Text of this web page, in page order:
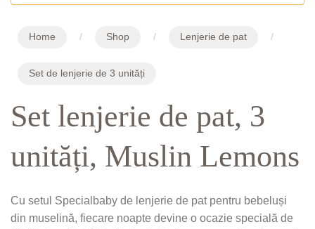
Home / Shop / Lenjerie de pat /
Set de lenjerie de 3 unități
Set lenjerie de pat, 3
unități, Muslin Lemons
Cu setul Specialbaby de lenjerie de pat pentru bebeluși
din muselină, fiecare noapte devine o ocazie specială de